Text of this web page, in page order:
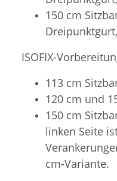
150 cm
ISOFIX-
113 cm
120 cm und
150 cm
linken Seite
cm-Variante.